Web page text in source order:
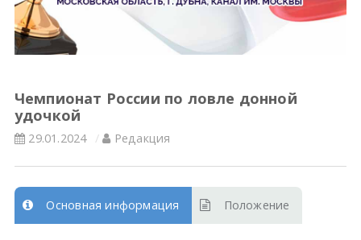
Чемпионат России по ловле донной
удочкой
29.01.2024 Редакция
Основная информация Положение
Всероссийские правила